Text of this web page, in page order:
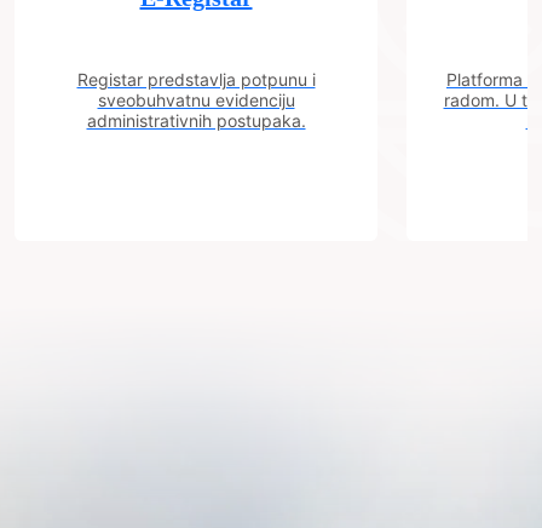
Registar predstavlja potpunu i
sveobuhvatnu evidenciju
administrativnih postupaka.
Platforma
radom. U